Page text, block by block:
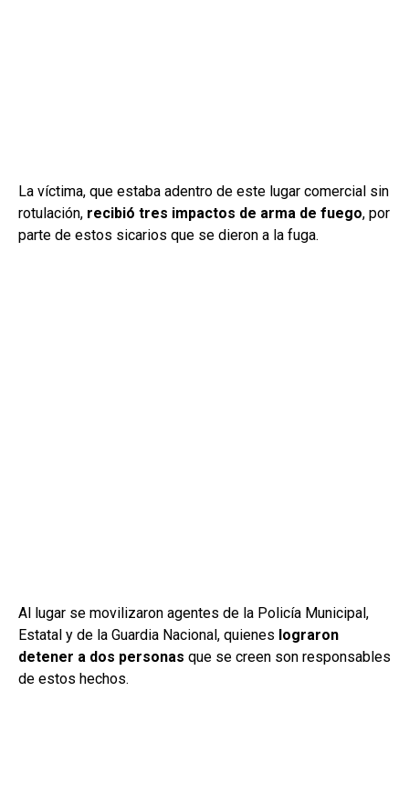
La víctima, que estaba adentro de este lugar comercial sin
rotulación, recibió tres impactos de arma de fuego, por
parte de estos sicarios que se dieron a la fuga.
Al lugar se movilizaron agentes de la Policía Municipal,
Estatal y de la Guardia Nacional, quienes lograron
detener a dos personas que se creen son responsables
de estos hechos.